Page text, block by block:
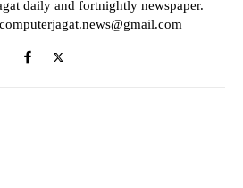
daily and fortnightly newspaper.